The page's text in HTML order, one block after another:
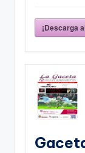
¡Descarga